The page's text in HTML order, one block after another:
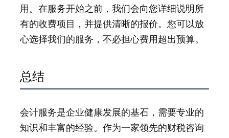
用。在服务开始之前，我们会向您详细说明所
有的收费项目，并提供清晰的报价。您可以放
心选择我们的服务，不必担心费用超出预算。
总结
会计服务是企业健康发展的基石，需要专业的
知识和丰富的经验。作为一家领先的财税咨询